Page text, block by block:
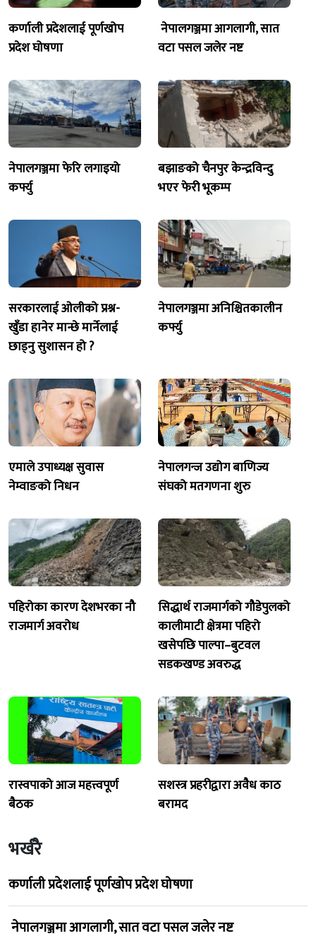
कर्णाली प्रदेशलाई पूर्णखोप
प्रदेश घोषणा
नेपालगञ्जमा आगलागी, सात
वटा पसल जलेर नष्ट
नेपालगञ्जमा फेरि लगाइयो
कर्फ्यु
बझाङको चैनपुर केन्द्रविन्दु
भएर फेरी भूकम्प
सरकारलाई ओलीको प्रश्न-
खुँडा हानेर मान्छे मार्नेलाई
छाड्नु सुशासन हो ?
नेपालगञ्जमा अनिश्चितकालीन
कर्फ्यु
एमाले उपाध्यक्ष सुवास
नेम्वाङको निधन
नेपालगन्ज उद्योग बाणिज्य
संघको मतगणना शुरु
पहिरोका कारण देशभरका नौ
राजमार्ग अवरोध
सिद्धार्थ राजमार्गको गौडेपुलको
कालीमाटी क्षेत्रमा पहिरो
खसेपछि पाल्पा–बुटवल
सडकखण्ड अवरुद्ध
रास्वपाको आज महत्त्वपूर्ण
बैठक
सशस्त्र प्रहरीद्वारा अवैध काठ
बरामद
भर्खरै
कर्णाली प्रदेशलाई पूर्णखोप प्रदेश घोषणा
नेपालगञ्जमा आगलागी, सात वटा पसल जलेर नष्ट